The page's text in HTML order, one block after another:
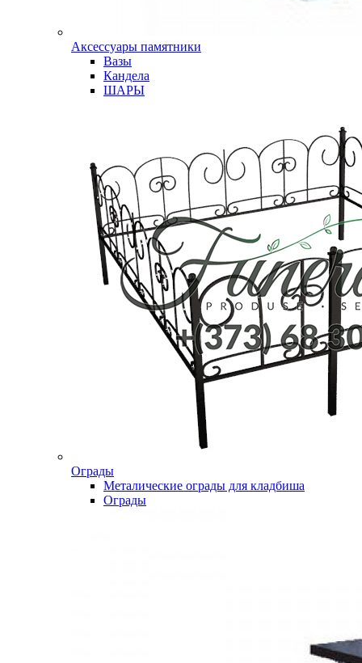
Аксессуары памятники
Вазы
Кандела
ШАРЫ
Ограды
Металические ограды для кладбиша
Ограды